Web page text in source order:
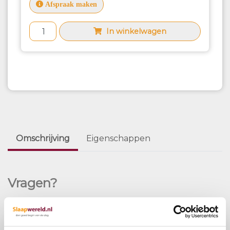
Afspraak maken
In winkelwagen
Omschrijving Eigenschappen
Vragen?
Bel ons